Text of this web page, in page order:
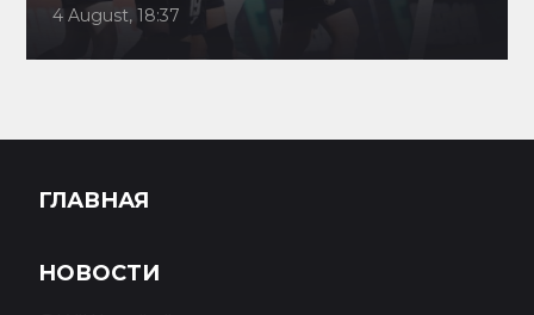
4 August, 18:37
ГЛАВНАЯ
НОВОСТИ